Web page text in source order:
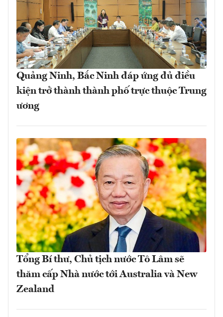
Quảng Ninh, Bắc Ninh đáp ứng đủ điều
kiện trở thành thành phố trực thuộc Trung
ương
Tổng Bí thư, Chủ tịch nước Tô Lâm sẽ
thăm cấp Nhà nước tới Australia và New
Zealand